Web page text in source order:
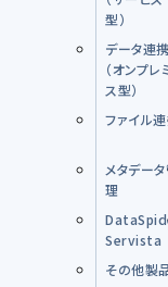
型）
データ連
（オンプレ
ス型）
ファイル
メタデー
理
Servista
その他製